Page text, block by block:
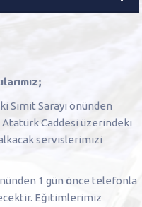
Simit Sarayı önünden
Atatürk Caddesi üzerindeki
servislerimizi
1 gün önce telefonla
Eğitimlerimiz